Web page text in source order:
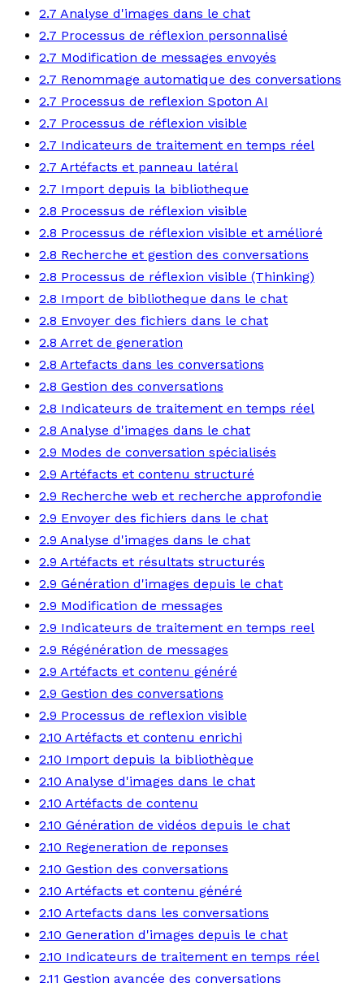
2.7 Analyse d'images dans le chat
2.7 Processus de réflexion personnalisé
2.7 Modification de messages envoyés
2.7 Renommage automatique des conversations
2.7 Processus de reflexion Spoton AI
2.7 Processus de réflexion visible
2.7 Indicateurs de traitement en temps réel
2.7 Artéfacts et panneau latéral
2.7 Import depuis la bibliotheque
2.8 Processus de réflexion visible
2.8 Processus de réflexion visible et amélioré
2.8 Recherche et gestion des conversations
2.8 Processus de réflexion visible (Thinking)
2.8 Import de bibliotheque dans le chat
2.8 Envoyer des fichiers dans le chat
2.8 Arret de generation
2.8 Artefacts dans les conversations
2.8 Gestion des conversations
2.8 Indicateurs de traitement en temps réel
2.8 Analyse d'images dans le chat
2.9 Modes de conversation spécialisés
2.9 Artéfacts et contenu structuré
2.9 Recherche web et recherche approfondie
2.9 Envoyer des fichiers dans le chat
2.9 Analyse d'images dans le chat
2.9 Artéfacts et résultats structurés
2.9 Génération d'images depuis le chat
2.9 Modification de messages
2.9 Indicateurs de traitement en temps reel
2.9 Régénération de messages
2.9 Artéfacts et contenu généré
2.9 Gestion des conversations
2.9 Processus de reflexion visible
2.10 Artéfacts et contenu enrichi
2.10 Import depuis la bibliothèque
2.10 Analyse d'images dans le chat
2.10 Artéfacts de contenu
2.10 Génération de vidéos depuis le chat
2.10 Regeneration de reponses
2.10 Gestion des conversations
2.10 Artéfacts et contenu généré
2.10 Artefacts dans les conversations
2.10 Generation d'images depuis le chat
2.10 Indicateurs de traitement en temps réel
2.11 Gestion avancée des conversations